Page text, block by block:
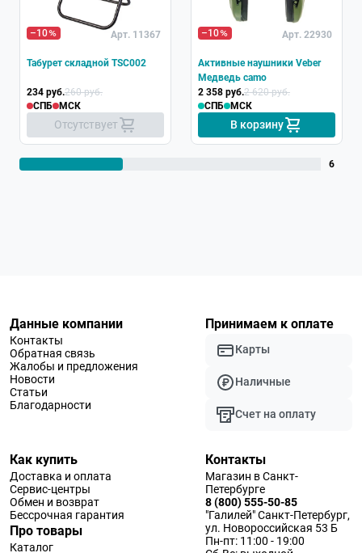
–10 Арт. 11367
Табурет складной TSC002
234 руб.260 руб.
СПБ
МСК
Отсутствует
–10 Арт. 22930
Активные наушники Veber
Медведь camo
2 358 руб.2 620 руб.
СПБ
МСК
В корзину
6
Данные компании
Контакты
Обратная связь
Жалобы и предложения
Новости
Статьи
Благодарности
Принимаем к оплате
Карты
Наличные
Счет на оплату
Как купить
Доставка и оплата
Сервис-центры
Обмен и возврат
Бессрочная гарантия
Про товары
Каталог
Контакты
Магазин в Санкт-
Петербурге
8 (800) 555-50-85
"Галилей" Санкт-Петербург,
ул. Новороссийская 53 Б
Пн-пт: 11:00 - 19:00